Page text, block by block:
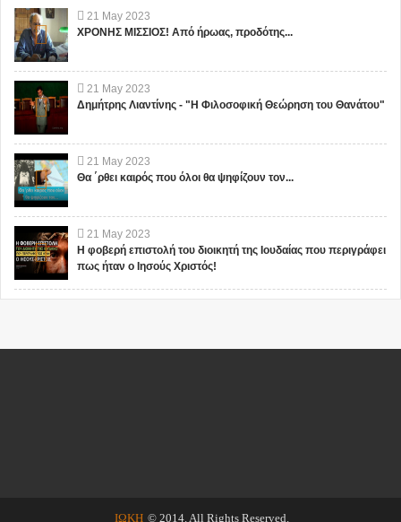
21 May 2023
ΧΡΟΝΗΣ ΜΙΣΣΙΟΣ! Από ήρωας, προδότης...
21 May 2023
Δημήτρης Λιαντίνης - "Η Φιλοσοφική Θεώρηση του Θανάτου"
21 May 2023
Θα ΄ρθει καιρός που όλοι θα ψηφίζουν τον...
21 May 2023
Η φοβερή επιστολή του διοικητή της Ιουδαίας που περιγράφει
πως ήταν ο Ιησούς Χριστός!
ΙΩΚΗ © 2014. All Rights Reserved.